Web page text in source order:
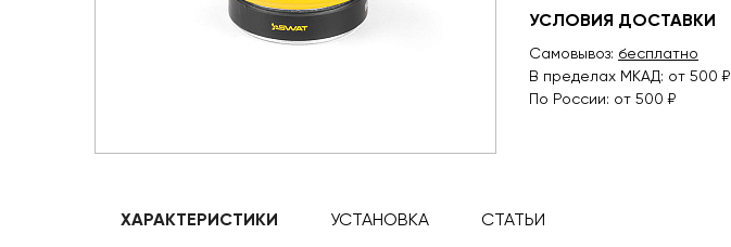
УСЛОВИЯ ДОСТАВКИ
Самовывоз: бесплатно
В пределах МКАД: от 500 ₽
По России: от 500 ₽
ХАРАКТЕРИСТИКИ УСТАНОВКА СТАТЬИ